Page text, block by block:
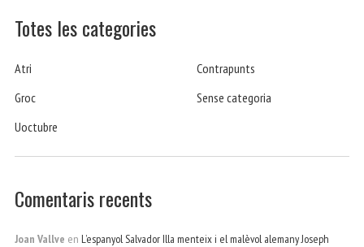
Totes les categories
Atri
Contrapunts
Groc
Sense categoria
Uoctubre
Comentaris recents
Joan Vallve en L’espanyol Salvador Illa menteix i el malèvol alemany Joseph